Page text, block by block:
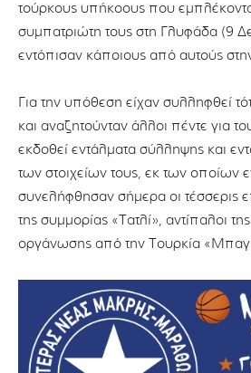
τούρκους υπήκοους που
συμπατριώτη τους στη Γλυφάδα (9
εντόπισαν κάποιους από αυτούς
Για την υπόθεση είχαν συλληφθεί
και αναζητούνταν άλλοι πέντε για
εκδοθεί εντάλματα σύλληψης και
των στοιχείων τους, εκ των οποίων
συνελήφθησαν σήμερα οι τέσσερις
της συμμορίας «Τατλί», αντίπαλοι
οργάνωσης από την Τουρκία